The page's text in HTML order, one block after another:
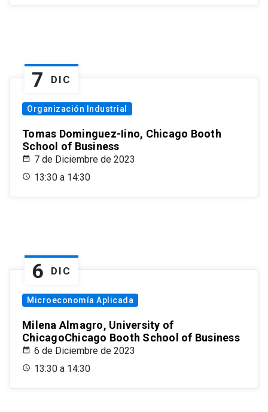
7 DIC
Organización Industrial
Tomas Dominguez-Iino, Chicago Booth
School of Business
7 de Diciembre de 2023
13:30 a 14:30
6 DIC
Microeconomía Aplicada
Milena Almagro, University of
ChicagoChicago Booth School of Business
6 de Diciembre de 2023
13:30 a 14:30